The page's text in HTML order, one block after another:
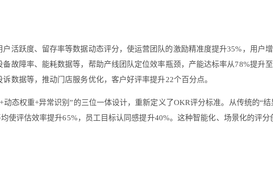
活跃度、留存率等数据动态评分，使运营团队的激励精准度提升35%，用户增
故障率、能耗数据等，帮助产线团队定位效率瓶颈，产能达标率从78%提升至
数据等，推动门店服务优化，客户好评率提升22个百分点。
态权重+异常识别”的三位一体设计，重新定义了OKR评分标准。从传统的“
使评估效率提升65%，员工目标认同感提升40%。这种智能化、场景化的评分